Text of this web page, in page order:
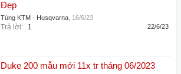
Đẹp
Tùng KTM - Husqvarna 16/6/23
Trả lời: 1 22/6/23
Duke 200 mẫu mới 11x tr tháng 06/2023